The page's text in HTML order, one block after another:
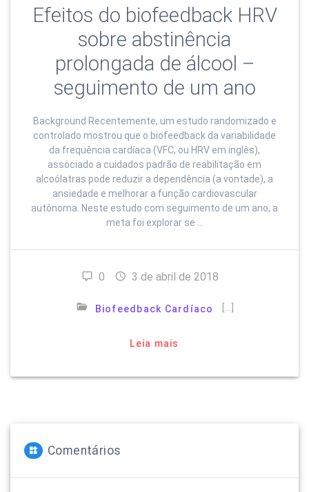
Efeitos do biofeedback HRV
sobre abstinência
prolongada de álcool –
seguimento de um ano
Background Recentemente, um estudo randomizado e
controlado mostrou que o biofeedback da variabilidade
da frequência cardíaca (VFC, ou HRV em inglês),
associado a cuidados padrão de reabilitação em
alcoólatras pode reduzir a dependência (a vontade), a
ansiedade e melhorar a função cardiovascular
autônoma. Neste estudo com seguimento de um ano, a
meta foi explorar se …
0 3 de abril de 2018
Biofeedback Cardíaco […]
Leia mais
Comentários